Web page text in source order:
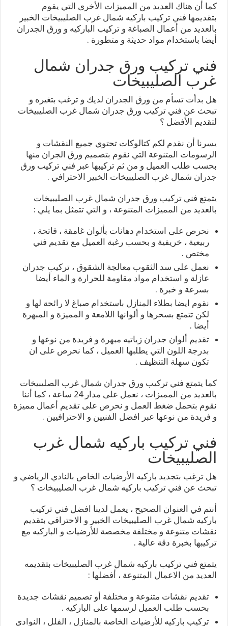
كما أن هناك العديد من المميزات الأخرى التي يقوم
بتقديمها فني تركيب باركيه شمال غرب الصليبيخات الخبير
بالعديد من أعمال الصباغة و تركيب الباركيه و ورق الجدران
أيضا باستخدام مواد حديثة و متطورة .
فني تركيب ورق جدران شمال
غرب الصليبيخات
هل بدأت تسأم من ورق الجدران لديك و ترغب بتغيره و
تبحث عن فني تركيب ورق جدران شمال غرب الصليبيخات
لتقديم الأفضل ؟
يسرنا أن نقدم لكم كتالوكات تحتوي جميع النقشات و
الرسومات المتنوعة التي نقوم بتصميم ورق الجران منها
بحسب طلب العميل و من ثم تركيبها عبر فني تركيب ورق
جدران شمال غرب الصليبيخات الخبير الاحترافي .
يتمتع فني تركيب ورق جدران شمال غرب الصليبيخات
بالعديد من المميزات المتنوعة ، و التي تتمثل بما يلي :
نحرص على استخدام دهانات بألوان غامقة ، فاتحة ،
ربيعية ، خريفية و بحسب رغبة العميل مع تقديم فني
مختص .
نعمل على سد الثقوب معالجة الشقوق ، تركيب جدران
عازلة و استخدام مواد مقاومة للحرارة و الماء أيضا
بسرعة و خبرة .
نقوم ايضا بطلاء المنازل باستخدام صباغ لا رائحة لها و
لكن تتمتع بسحرها و ألوانها اللامعة و المميزة و المبهرة
أيضا .
تقديم ألوان جدران زياتيه مبهرة و فريدة من نوعها و
بدرجة اللون التي يطلبها العميل ، كما نحرص على ان
تكون سهلة التنظيف .
كما يتمتع فني تركيب ورق جدران شمال غرب الصليبيخات
بالعديد من المميزات ، نعمل على مدار 24 ساعة ، كما أننا
نقوم بتحمل ضغط العمل و نحرص على تقديم أعمال مميزة
و فريدة من نوعها عبر افضل الفنيين و الاحترافيين .
فني تركيب باركيه شمال غرب
الصليبيخات
هل ترغب بتجديد باركيه الأرضيات الخاص بالنادي الرياضي و
تبحث عن فني تركيب باركيه شمال غرب الصليبيخات ؟
أنتم في العنوان الصحيح ، يعمل لدينا افضل فني تركيب
باركيه شمال غرب الصليبيخات الخبير و الاحترافي بتقديم
نقشات متنوعة و مختلفة مخصصة للأرضيات و الباركيه مع
تركيبها بخبرة دقة عالية .
يتمتع فني تركيب باركيه شمال غرب الصليبيخات بتقديمه
العديد من الاعمال المتنوعة ، أفضلها :
تقديم نقشات متنوعة و مختلفة أو تصميم نقشات جديدة
بحسب طلب العميل لرسمها على الباركيه .
تركيب باركيه للأرضيات الخاصة بالمنازل ، الفلل ، النوادي